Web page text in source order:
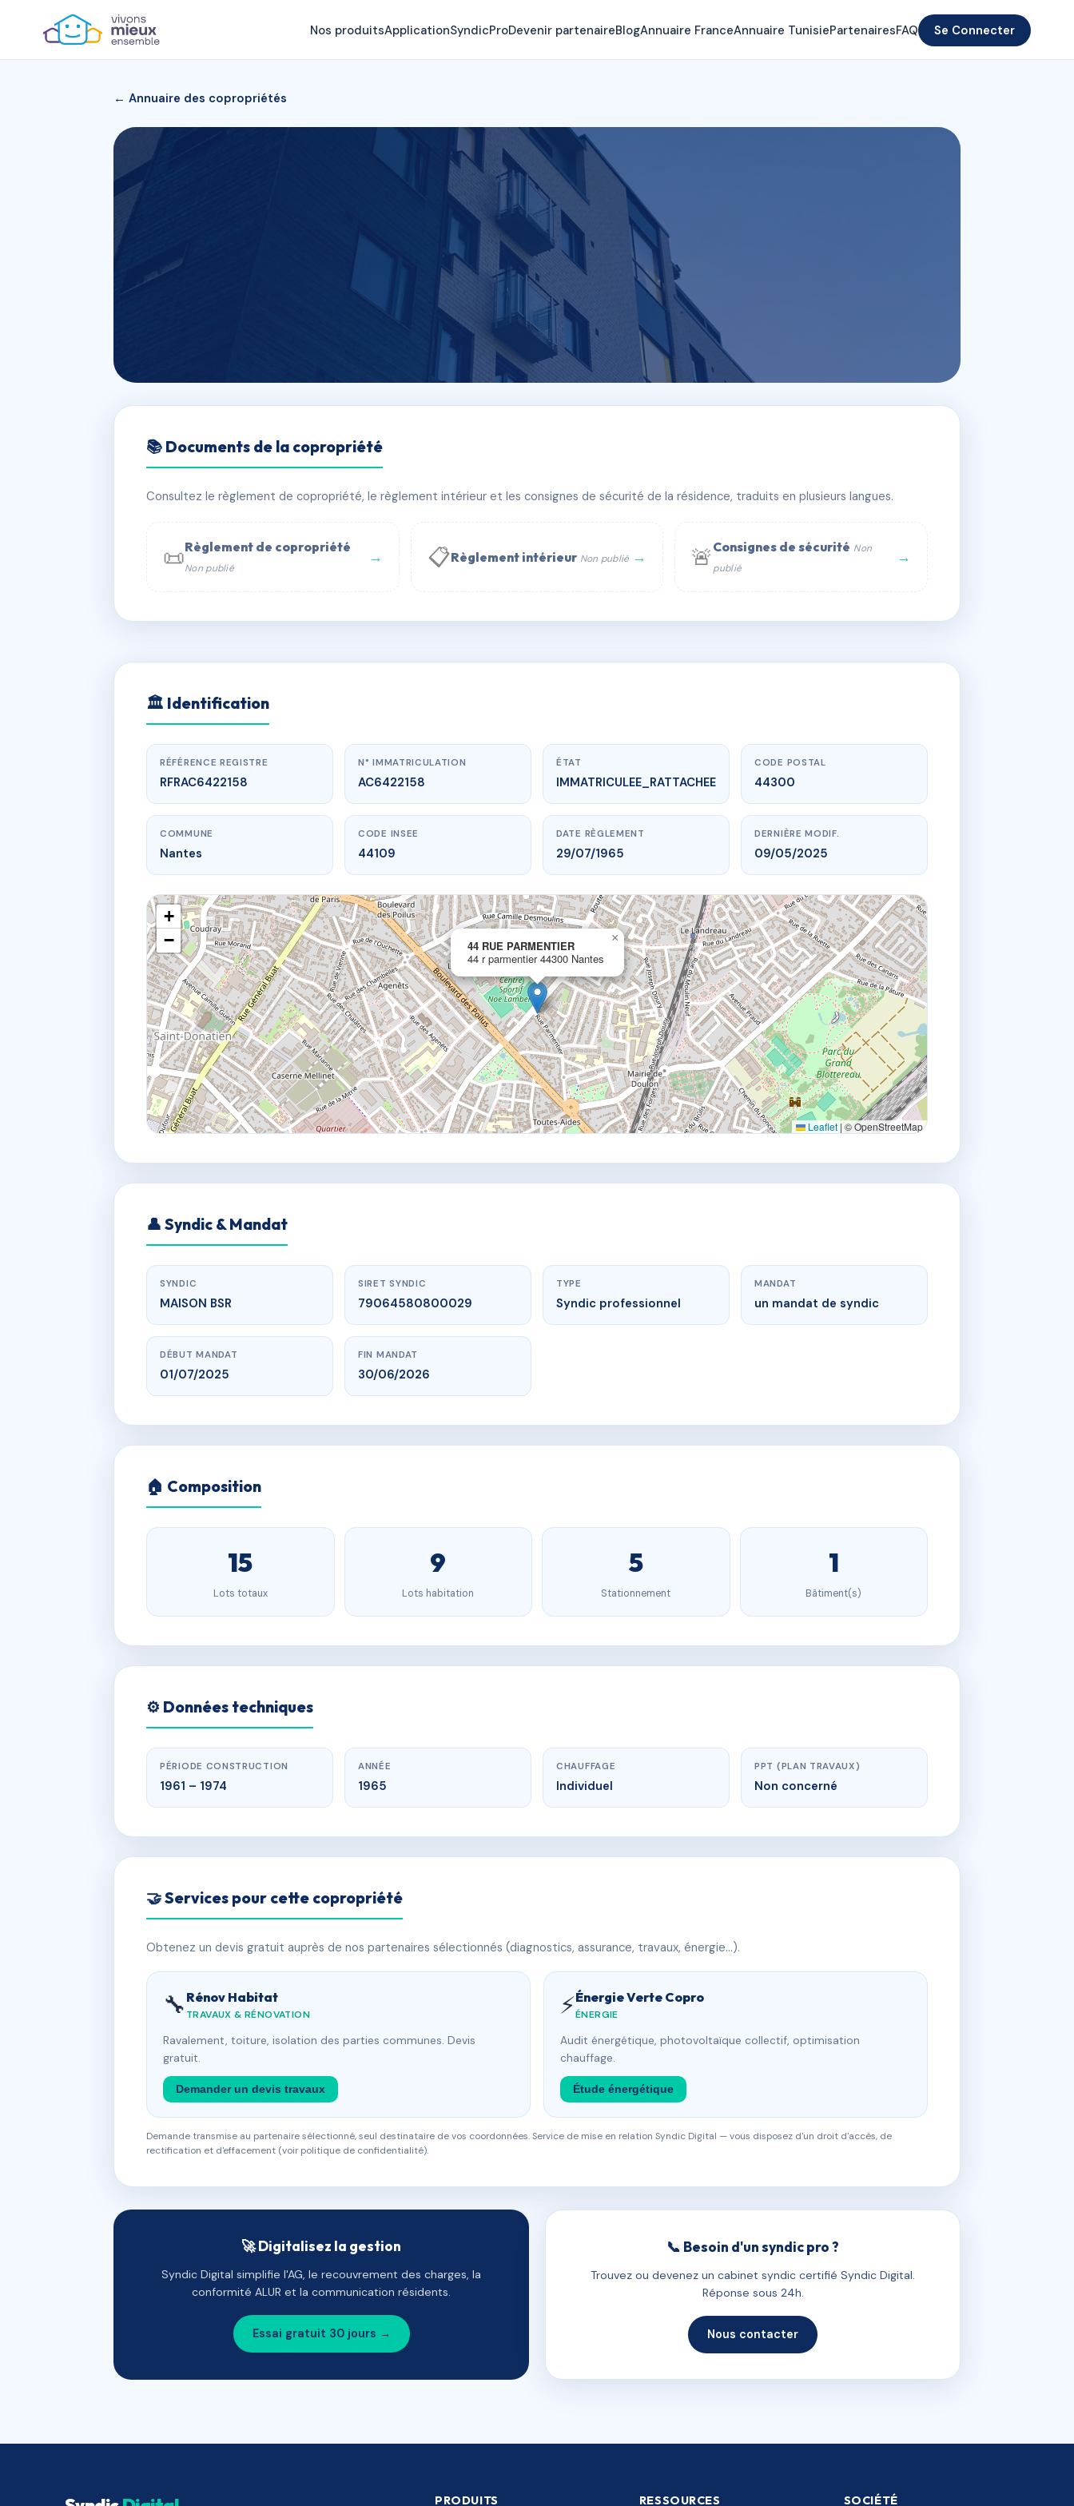
Nos produitsApplicationSyndicProDevenir partenaireBlogAnnuaire FranceAnnuaire TunisiePartenairesFAQ Se Connecter
← Annuaire des copropriétés
44 RUE PARMENTIER
📍 44 r parmentier 44300 Nantes
📞 Contacter Syndic Digital 💬 WhatsApp
📚 Documents de la copropriété
Consultez le règlement de copropriété, le règlement intérieur et les consignes de sécurité de la résidence, traduits en plusieurs langues.
📜Règlement de copropriété
Non publié
→ 📋Règlement intérieur Non publié → 🚨 Consignes de sécurité Non
publié
→
AC6422158 🇫🇷
www.vme.plus/AC6422158
44 RUE PARMENTIER
44 r parmentier44300 Nantes
🏛 Identification
RÉFÉRENCE REGISTRE
RFRAC6422158
N° IMMATRICULATION
AC6422158
ÉTAT
IMMATRICULEE_RATTACHEE
CODE POSTAL
44300
COMMUNE
Nantes
CODE INSEE
44109
DATE RÈGLEMENT
29/07/1965
DERNIÈRE MODIF.
09/05/2025
44 RUE PARMENTIER
44 r parmentier 44300 Nantes
×
+
−
Leaflet | © OpenStreetMap
👤 Syndic & Mandat
SYNDIC
MAISON BSR
SIRET SYNDIC
79064580800029
TYPE
Syndic professionnel
MANDAT
un mandat de syndic
DÉBUT MANDAT
01/07/2025
FIN MANDAT
30/06/2026
🏠 Composition
15
Lots totaux
9
Lots habitation
5
Stationnement
1
Bâtiment(s)
⚙️ Données techniques
PÉRIODE CONSTRUCTION
1961 – 1974
ANNÉE
1965
CHAUFFAGE
Individuel
PPT (PLAN TRAVAUX)
Non concerné
🤝 Services pour cette copropriété
Obtenez un devis gratuit auprès de nos partenaires sélectionnés (diagnostics, assurance, travaux, énergie…).
🔧 Rénov Habitat
TRAVAUX & RÉNOVATION
Ravalement, toiture, isolation des parties communes. Devis
gratuit.
Demander un devis travaux
⚡Énergie Verte Copro
ÉNERGIE
Audit énergétique, photovoltaïque collectif, optimisation
chauffage.
Étude énergétique
Demande transmise au partenaire sélectionné, seul destinataire de vos coordonnées. Service de mise en relation Syndic Digital — vous disposez d'un droit d'accès, de
rectification et d'effacement (voir politique de confidentialité).
🚀 Digitalisez la gestion
Syndic Digital simplifie l'AG, le recouvrement des charges, la
conformité ALUR et la communication résidents.
Essai gratuit 30 jours →
📞 Besoin d'un syndic pro ?
Trouvez ou devenez un cabinet syndic certifié Syndic Digital.
Réponse sous 24h.
Nous contacter
PRODUITS RESSOURCES SOCIÉTÉ